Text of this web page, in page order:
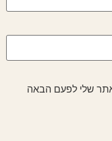
שלי לפעם הבאה